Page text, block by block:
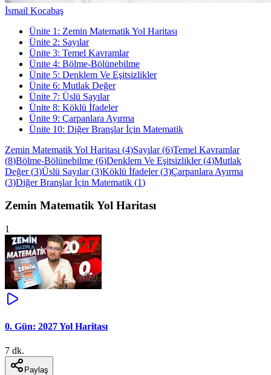
İsmail Kocabaş
Ünite 1 : Zemin Matematik Yol Haritası
Ünite 2: Sayılar
Ünite 3: Temel Kavramlar
Ünite 4: Bölme-Bölünebilme
Ünite 5: Denklem Ve Eşitsizlikler
Ünite 6: Mutlak Değer
Ünite 7: Üslü Sayılar
Ünite 8: Köklü İfadeler
Ünite 9: Çarpanlara Ayırma
Ünite 10: Diğer Branşlar İçin Matematik
Zemin Matematik Yol Haritası (4)Sayılar(6)Temel Kavramlar
(8)Bölme-Bölünebilme (6)Denklem Ve Eşitsizlikler(4)Mutlak
Değer(3)Üslü Sayılar(3)Köklü İfadeler(3)Çarpanlara Ayırma
(3)Diğer Branşlar İçin Matematik (1)
Zemin Matematik Yol Haritası
1
0. Gün: 2027 Yol Haritası
7 dk.
Paylaş